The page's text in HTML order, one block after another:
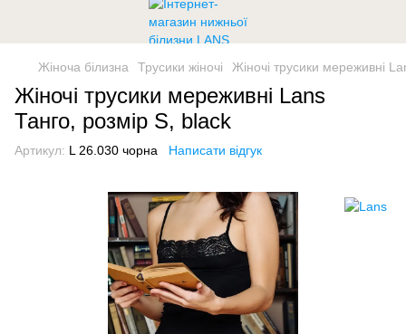
Жіноча білизна Трусики жіночі Жіночі трусики мереживні
Жіночі трусики мереживні Lans
Танго, розмір S, black
Артикул: L 26.030 чорна Написати відгук